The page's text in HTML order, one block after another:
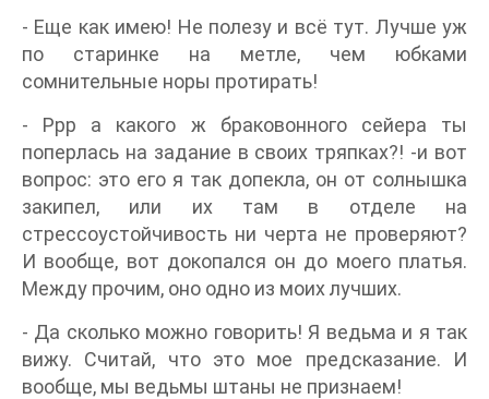
- Еще как имею! Не полезу и всё тут. Лучше уж
по старинке на метле, чем юбками
сомнительные норы протирать!
- Ррр а какого ж браковонного сейера ты
поперлась на задание в своих тряпках?! -и вот
вопрос: это его я так допекла, он от солнышка
закипел, или их там в отделе на
стрессоустойчивость ни черта не проверяют?
И вообще, вот докопался он до моего платья.
Между прочим, оно одно из моих лучших.
- Да сколько можно говорить! Я ведьма и я так
вижу. Считай, что это мое предсказание. И
вообще, мы ведьмы штаны не признаем!